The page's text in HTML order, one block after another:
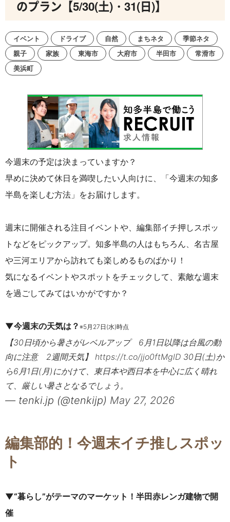
のプラン【5/30(土)・31(日)】
イベント ドライブ 自然 まちネタ
季節ネタ
親子
家族 東海市 大府市 半田市
常滑市
美浜町
今週末の予定は決まっていますか？
早めに決めて休日を満喫したい人向けに、「今週末の知多
半島を楽しむ方法」をお届けします。
週末に開催される注目イベントや、編集部イチ押しスポッ
トなどをピックアップ。知多半島の人はもちろん、名古屋
や三河エリアから訪れても楽しめるものばかり！
気になるイベントやスポットをチェックして、素敵な週末
を過ごしてみてはいかがですか？
▼今週末の天気は？ ※5月27日(水)時点
【30日頃から暑さがレベルアップ 6月1日以降は台風の動
向に注意 2週間天気】 https://t.co/jjo0ftMglD 30日(土)か
ら6月1日(月)にかけて、東日本や西日本を中心に広く晴れ
て、厳しい暑さとなるでしょう。
— tenki.jp (@tenkijp) May 27, 2026
編集部的！今週末イチ推しスポッ
ト
▼“暮らし”がテーマのマーケット！半田赤レンガ建物で開
催